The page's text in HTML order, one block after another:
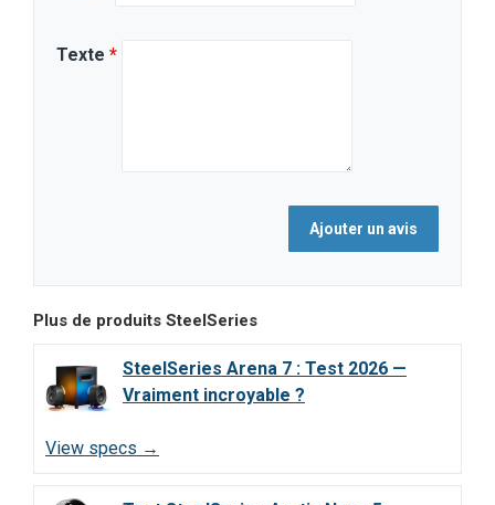
Texte *
Plus de produits SteelSeries
SteelSeries Arena 7 : Test 2026 —
Vraiment incroyable ?
View specs →